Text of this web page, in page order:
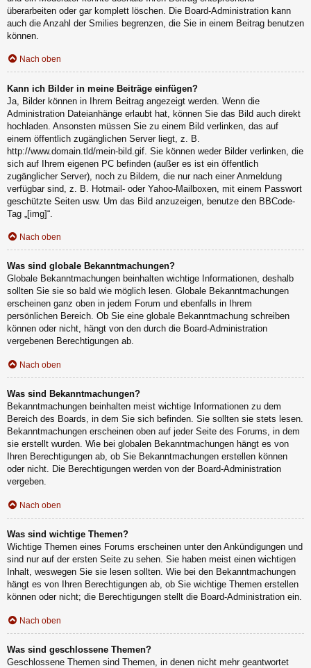
überarbeiten oder gar komplett löschen. Die Board-Administration kann
auch die Anzahl der Smilies begrenzen, die Sie in einem Beitrag benutzen
können.
Nach oben
Kann ich Bilder in meine Beiträge einfügen?
Ja, Bilder können in Ihrem Beitrag angezeigt werden. Wenn die
Administration Dateianhänge erlaubt hat, können Sie das Bild auch direkt
hochladen. Ansonsten müssen Sie zu einem Bild verlinken, das auf
einem öffentlich zugänglichen Server liegt, z. B.
http://www.domain.tld/mein-bild.gif. Sie können weder Bilder verlinken, die
sich auf Ihrem eigenen PC befinden (außer es ist ein öffentlich
zugänglicher Server), noch zu Bildern, die nur nach einer Anmeldung
verfügbar sind, z. B. Hotmail- oder Yahoo-Mailboxen, mit einem Passwort
geschützte Seiten usw. Um das Bild anzuzeigen, benutze den BBCode-
Tag „[img]“.
Nach oben
Was sind globale Bekanntmachungen?
Globale Bekanntmachungen beinhalten wichtige Informationen, deshalb
sollten Sie sie so bald wie möglich lesen. Globale Bekanntmachungen
erscheinen ganz oben in jedem Forum und ebenfalls in Ihrem
persönlichen Bereich. Ob Sie eine globale Bekanntmachung schreiben
können oder nicht, hängt von den durch die Board-Administration
vergebenen Berechtigungen ab.
Nach oben
Was sind Bekanntmachungen?
Bekanntmachungen beinhalten meist wichtige Informationen zu dem
Bereich des Boards, in dem Sie sich befinden. Sie sollten sie stets lesen.
Bekanntmachungen erscheinen oben auf jeder Seite des Forums, in dem
sie erstellt wurden. Wie bei globalen Bekanntmachungen hängt es von
Ihren Berechtigungen ab, ob Sie Bekanntmachungen erstellen können
oder nicht. Die Berechtigungen werden von der Board-Administration
vergeben.
Nach oben
Was sind wichtige Themen?
Wichtige Themen eines Forums erscheinen unter den Ankündigungen und
sind nur auf der ersten Seite zu sehen. Sie haben meist einen wichtigen
Inhalt, weswegen Sie sie lesen sollten. Wie bei den Bekanntmachungen
hängt es von Ihren Berechtigungen ab, ob Sie wichtige Themen erstellen
können oder nicht; die Berechtigungen stellt die Board-Administration ein.
Nach oben
Was sind geschlossene Themen?
Geschlossene Themen sind Themen, in denen nicht mehr geantwortet